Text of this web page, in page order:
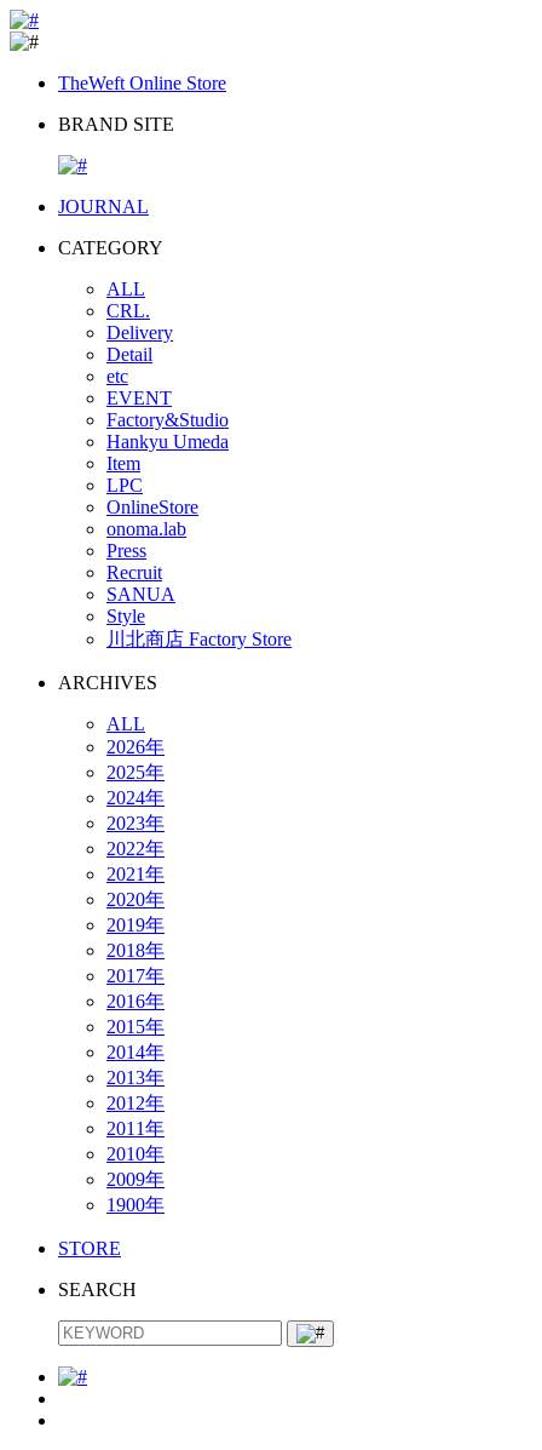
TheWeft Online Store
BRAND SITE
JOURNAL
CATEGORY
ALL
CRL.
Delivery
Detail
etc
EVENT
Factory&Studio
Hankyu Umeda
Item
LPC
OnlineStore
onoma.lab
Press
Recruit
SANUA
Style
川北商店 Factory Store
ARCHIVES
ALL
2026年
2025年
2024年
2023年
2022年
2021年
2020年
2019年
2018年
2017年
2016年
2015年
2014年
2013年
2012年
2011年
2010年
2009年
1900年
STORE
SEARCH